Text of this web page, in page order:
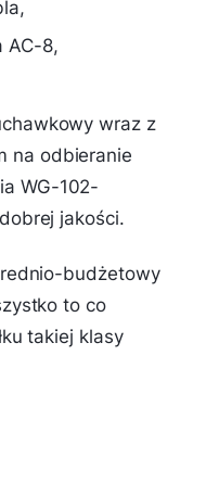
AC-8,
wraz z
na odbieranie
WG-102-
jakości.
budżetowy
to co
takiej klasy